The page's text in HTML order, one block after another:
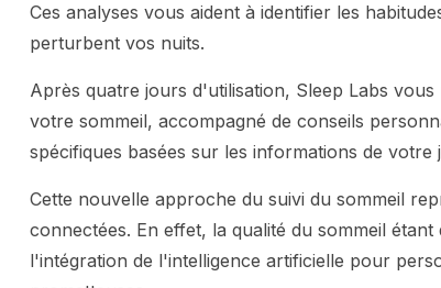
Ces analyses vous aident à identifier les
perturbent vos nuits.
Après quatre jours d'utilisation, Sleep Labs
votre sommeil, accompagné de conseils
spécifiques basées sur les informations de
Cette nouvelle approche du suivi du sommeil
connectées. En effet, la qualité du sommeil
l'intégration de l'intelligence artificielle pour